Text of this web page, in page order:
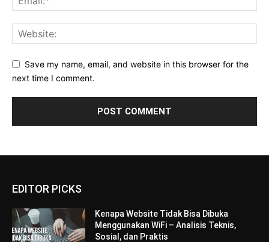
Save my name, email, and website in this browser for the
next time I comment.
EDITOR PICKS
Kenapa Website Tidak Bisa Dibuka
Menggunakan WiFi – Analisis Teknis,
Sosial, dan Praktis